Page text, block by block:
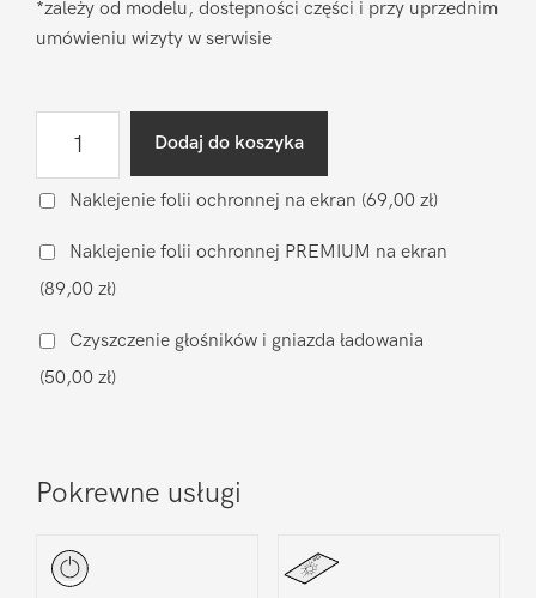
*zależy od modelu, dostepności części i przy uprzednim
umówieniu wizyty w serwisie
głośnika
Apple
iPhone
15
Dodaj do koszyka
Naklejenie folii ochronnej na ekran (69,00 zł)
Naklejenie folii ochronnej PREMIUM na ekran
(89,00 zł)
Czyszczenie głośników i gniazda ładowania
(50,00 zł)
Pokrewne usługi